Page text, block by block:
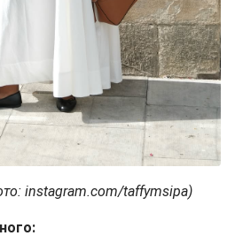
instagram.com/taffymsipa)